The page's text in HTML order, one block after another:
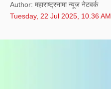
Author: महाराष्ट्रनामा न्यूज नेटवर्क
Tuesday, 22 Jul 2025, 10.36 AM